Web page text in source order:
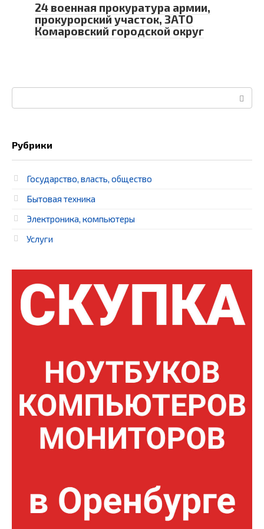
24 военная прокуратура армии,
прокурорский участок, ЗАТО
Комаровский городской округ
Рубрики
Государство, власть, общество
Бытовая техника
Электроника, компьютеры
Услуги